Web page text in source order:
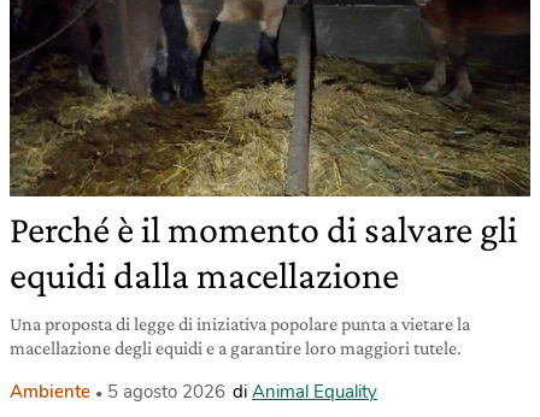
Perché è il momento di salvare gli
equidi dalla macellazione
Una proposta di legge di iniziativa popolare punta a vietare la
macellazione degli equidi e a garantire loro maggiori tutele.
Ambiente 5 agosto 2026 di Animal Equality